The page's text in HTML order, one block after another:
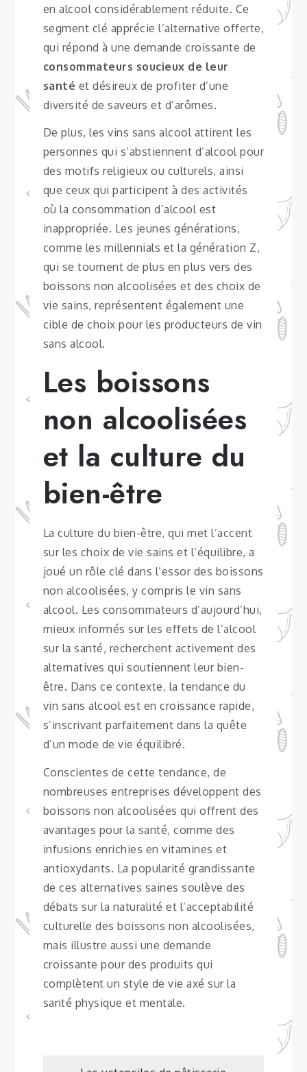
en alcool considérablement réduite. Ce
segment clé apprécie l’alternative offerte,
qui répond à une demande croissante de
consommateurs soucieux de leur
santé et désireux de profiter d’une
diversité de saveurs et d’arômes.
De plus, les vins sans alcool attirent les
personnes qui s’abstiennent d’alcool pour
des motifs religieux ou culturels, ainsi
que ceux qui participent à des activités
où la consommation d’alcool est
inappropriée. Les jeunes générations,
comme les millennials et la génération Z,
qui se tournent de plus en plus vers des
boissons non alcoolisées et des choix de
vie sains, représentent également une
cible de choix pour les producteurs de vin
sans alcool.
Les boissons
non alcoolisées
et la culture du
bien-être
La culture du bien-être, qui met l’accent
sur les choix de vie sains et l’équilibre, a
joué un rôle clé dans l’essor des boissons
non alcoolisées, y compris le vin sans
alcool. Les consommateurs d’aujourd’hui,
mieux informés sur les effets de l’alcool
sur la santé, recherchent activement des
alternatives qui soutiennent leur bien-
être. Dans ce contexte, la tendance du
vin sans alcool est en croissance rapide,
s’inscrivant parfaitement dans la quête
d’un mode de vie équilibré.
Conscientes de cette tendance, de
nombreuses entreprises développent des
boissons non alcoolisées qui offrent des
avantages pour la santé, comme des
infusions enrichies en vitamines et
antioxydants. La popularité grandissante
de ces alternatives saines soulève des
débats sur la naturalité et l’acceptabilité
culturelle des boissons non alcoolisées,
mais illustre aussi une demande
croissante pour des produits qui
complètent un style de vie axé sur la
santé physique et mentale.